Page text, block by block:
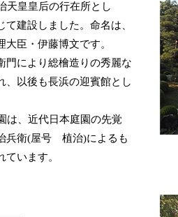
天皇皇后の行在所とし
建設しました。命名は、
臣・伊藤博文です。
門により総檜造りの秀麗な
、以後も長浜の迎賓館とし
は、近代日本庭園の先覚
兵衛(屋号 植治)によるも
います。